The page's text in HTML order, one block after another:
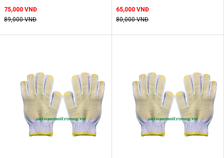
75,000 VNĐ
89,000 VNĐ
65,000 VNĐ
80,000 VNĐ